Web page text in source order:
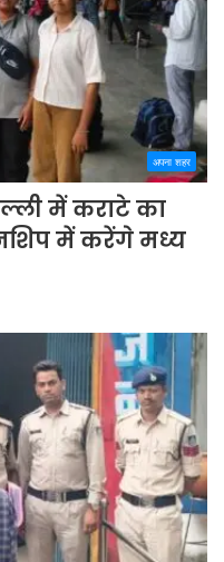
अपना शहर
में कराटे का
में करेंगे मध्य